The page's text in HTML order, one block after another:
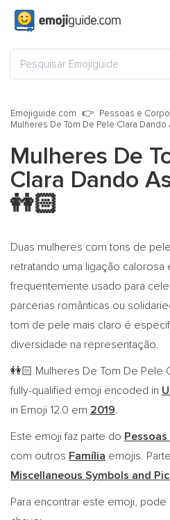
Emojiguide.com Pessoas e Corpo
Mulheres De Tom De Pele Clara Dando
Mulheres De
Clara Dando
👭🏻
Duas mulheres com tons de
retratando uma ligação calorosa
frequentemente usado para
parcerias românticas ou
tom de pele mais claro é
diversidade na representação.
👭🏻 Mulheres De Tom De Pele
fully-qualified emoji encoded in
in Emoji 12.0 em 2019.
Este emoji faz parte do
com outros Família emojis.
Miscellaneous Symbols and
Para encontrar este emoji, pode